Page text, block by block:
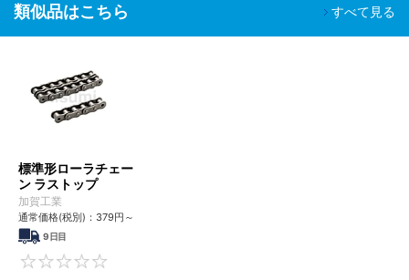
類似品はこちら すべて見る
標準形ローラチェー
ン ラストップ
加賀工業
通常価格(税別)： 379円 ～
9日目